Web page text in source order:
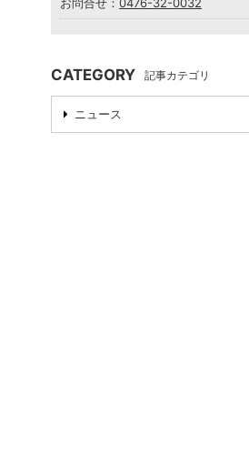
CATEGORY 記事カテゴリ
ニュース